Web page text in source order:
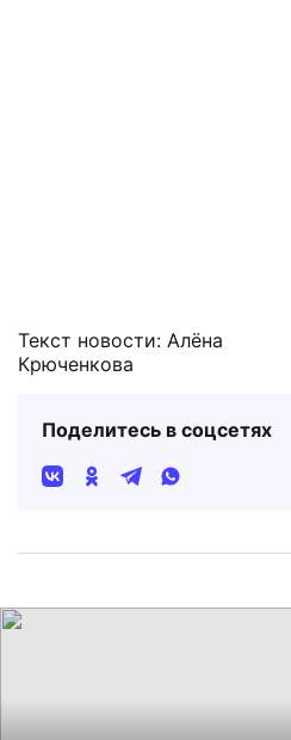
Текст новости: Алёна
Крюченкова
Поделитесь в соцсетях